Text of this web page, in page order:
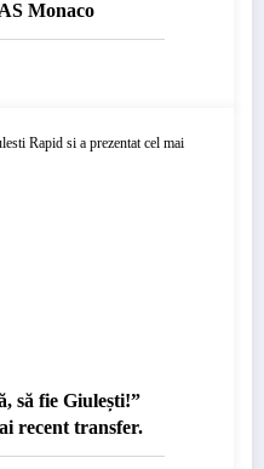
Monaco
să fie Giulești!”
recent transfer.